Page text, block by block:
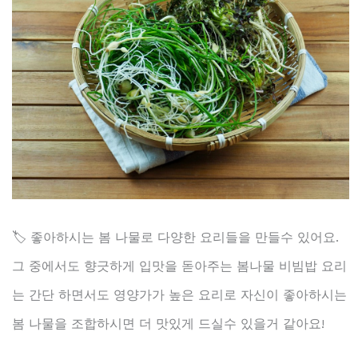
🏷️ 좋아하시는 봄 나물로 다양한 요리들을 만들수 있어요.
그 중에서도 향긋하게 입맛을 돋아주는 봄나물 비빔밥 요리
는 간단 하면서도 영양가가 높은 요리로 자신이 좋아하시는
봄 나물을 조합하시면 더 맛있게 드실수 있을거 같아요!